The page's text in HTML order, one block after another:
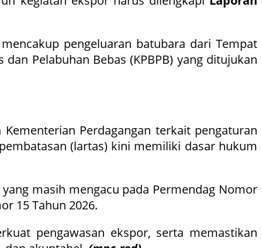
pengeluaran batubara dari Tempat
Pelabuhan Bebas (KPBPB) yang ditujukan
Perdagangan terkait pengaturan
(lartas) kini memiliki dasar hukum
masih mengacu pada Permendag Nomor
15 Tahun 2026.
pengawasan ekspor, serta memastikan